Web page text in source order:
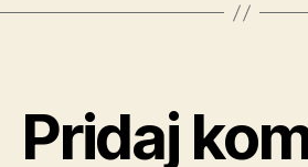
Pridaj